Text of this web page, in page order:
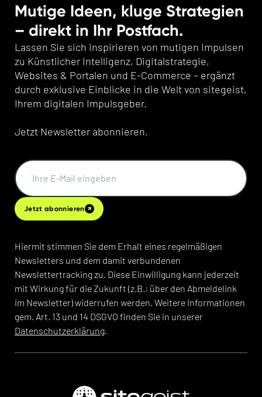
Mutige Ideen, kluge Strategien
– direkt in Ihr Postfach.
Lassen Sie sich inspirieren von mutigen Impulsen
zu Künstlicher Intelligenz, Digitalstrategie,
Websites & Portalen und E-Commerce – ergänzt
durch exklusive Einblicke in die Welt von sitegeist,
Ihrem digitalen Impulsgeber.
Jetzt Newsletter abonnieren.
Jetzt abonnieren
Hiermit stimmen Sie dem Erhalt eines regelmäßigen
Newsletters und dem damit verbundenen
Newslettertracking zu. Diese Einwilligung kann jederzeit
mit Wirkung für die Zukunft (z.B.: über den Abmeldelink
im Newsletter) widerrufen werden. Weitere Informationen
gem. Art. 13 und 14 DSGVO finden Sie in unserer
Datenschutzerklärung.